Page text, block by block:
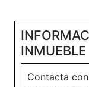
INMUEBLE
Contacta